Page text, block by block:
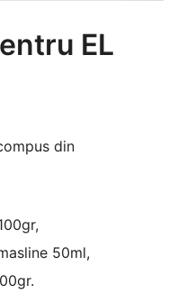
EL
din
50ml,